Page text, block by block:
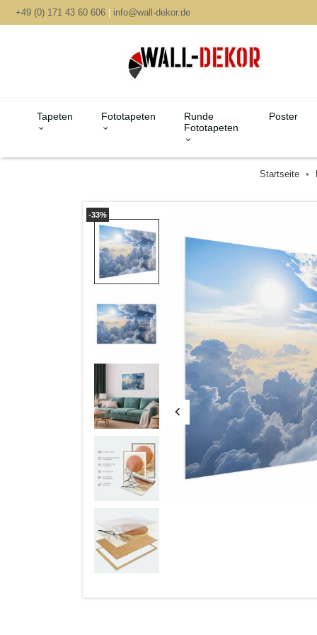
+49 (0) 171 43 60 606 | info@wall-dekor.de
Tapeten Fototapeten
Runde
Fototapeten
Poster
Startseite
-33%